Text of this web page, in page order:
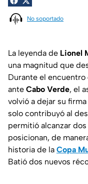
No soportado
La leyenda de Lionel
una magnitud que
Durante el
ante Cabo Verde, el
volvió a dejar su
solo contribuyó al
permitió alcanzar
posicionan, de
historia de la Copa
Batió dos nuevos